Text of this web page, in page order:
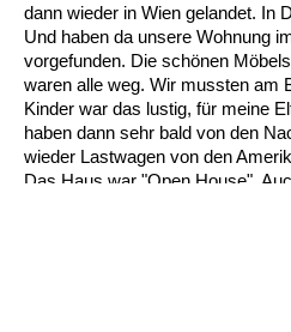
dann wieder in Wien gelandet. In
Und haben da unsere Wohnung
vorgefunden. Die schönen
waren alle weg. Wir mussten am
Kinder war das lustig, für meine
haben dann sehr bald von den
wieder Lastwagen von den
Das Haus war "Open House".
seine Möbel. Und meine Mutter.